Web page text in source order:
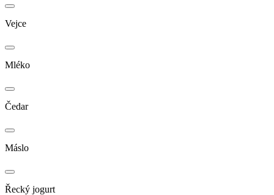
Vejce
Mléko
Čedar
Máslo
Řecký jogurt